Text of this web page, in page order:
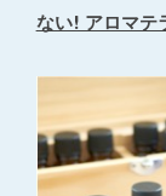
ない! アロマテ